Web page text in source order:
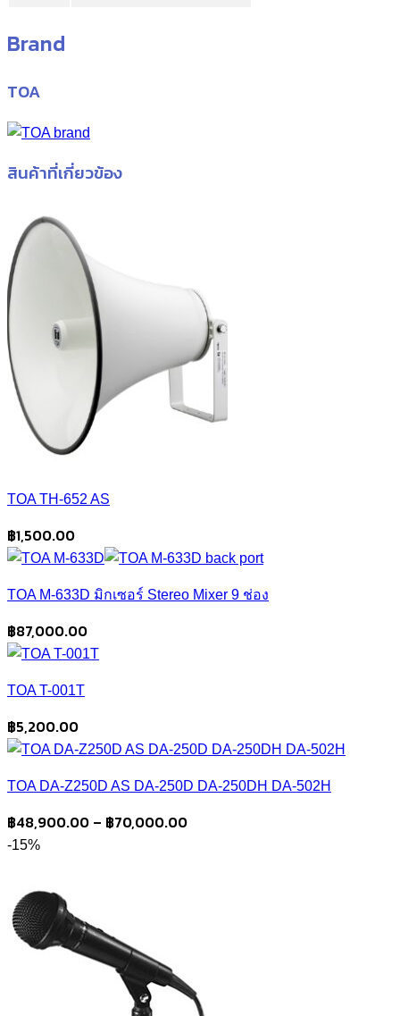
Brand
TOA
สินค้าที่เกี่ยวข้อง
TOA TH-652 AS
฿1,500.00
TOA M-633D มิกเซอร์ Stereo Mixer 9 ช่อง
฿87,000.00
TOA T-001T
฿5,200.00
TOA DA-Z250D AS DA-250D DA-250DH DA-502H
฿48,900.00 – ฿70,000.00Price
-15%